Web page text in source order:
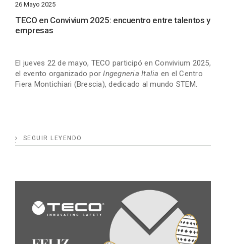
26 Mayo 2025
TECO en Convivium 2025: encuentro entre talentos y
empresas
El jueves 22 de mayo, TECO participó en Convivium 2025,
el evento organizado porIngegneria Italia en el Centro
Fiera Montichiari (Brescia), dedicado al mundo STEM.
SEGUIR LEYENDO